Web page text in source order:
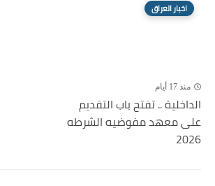
اخبار العراق
منذ 17 أيام
الداخلية .. تفتح باب التقديم
على معهد مفوضيه الشرطه
2026